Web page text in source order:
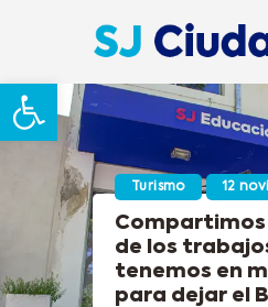
Abrir barra de
Turismo 12
Compartimos
de los
tenemos en
para dejar el